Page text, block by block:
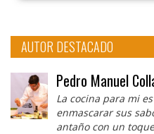
AUTOR DESTACADO
Pedro Manuel
La cocina para mi
enmascarar sus
antaño con un